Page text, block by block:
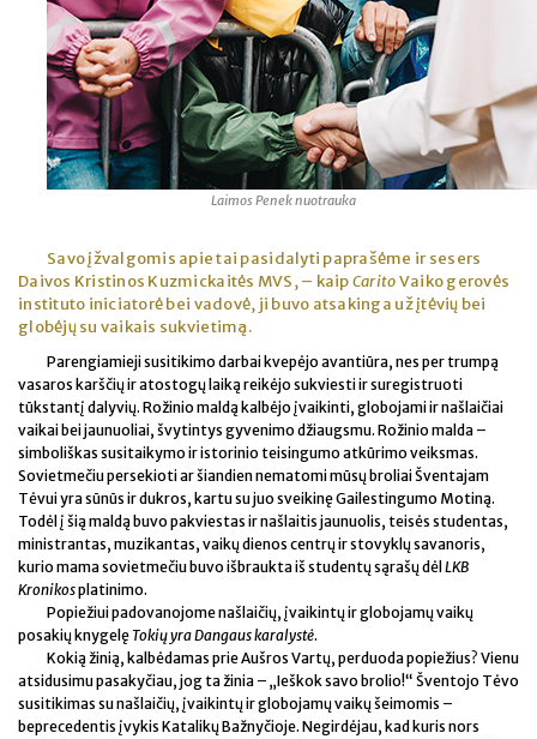
Laimos Penek nuotrauka
Savo įžvalgomis apie tai pasidalyti paprašėme ir sesers
Daivos Kristinos Kuzmickaitės MVS, – kaipCaritoVaiko gerovės
instituto iniciatorė bei vadovė, ji buvo atsakinga už įtėvių bei
globėjų su vaikais sukvietimą.
Parengiamieji susitikimo darbai kvepėjo avantiūra, nes per trumpą
vasaros karščių ir atostogų laiką reikėjo sukviesti ir suregistruoti
tūkstantį dalyvių. Rožinio maldą kalbėjo įvaikinti, globojami ir našlaičiai
vaikai bei jaunuoliai, švytintys gyvenimo džiaugsmu. Rožinio malda –
simboliškas susitaikymo ir istorinio teisingumo atkūrimo veiksmas.
Sovietmečiu persekioti ar šiandien nematomi mūsų broliai Šventajam
Tėvui yra sūnūs ir dukros, kartu su juo sveikinę Gailestingumo Motiną.
Todėl į šią maldą buvo pakviestas ir našlaitis jaunuolis, teisės studentas,
ministrantas, muzikantas, vaikų dienos centrų ir stovyklų savanoris,
kurio mama sovietmečiu buvo išbraukta iš studentų sąrašų dėlLKB
Kronikosplatinimo.
Popiežiui padovanojome našlaičių, įvaikintų ir globojamų vaikų
posakių knygelęTokių yra Dangaus karalystė.
Kokią žinią, kalbėdamas prie Aušros Vartų, perduoda popiežius? Vienu
atsidusimu pasakyčiau, jog ta žinia – „Ieškok savo brolio!“ Šventojo Tėvo
susitikimas su našlaičių, įvaikintų ir globojamų vaikų šeimomis –
beprecedentis įvykis Katalikų Bažnyčioje. Negirdėjau, kad kuris nors